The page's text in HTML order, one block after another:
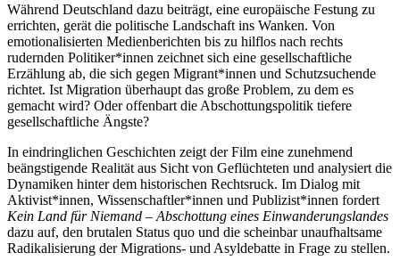
Während Deutschland dazu beiträgt, eine europäische Festung zu
errichten, gerät die politische Landschaft ins Wanken. Von
emotionalisierten Medienberichten bis zu hilflos nach rechts
rudernden Politiker*innen zeichnet sich eine gesellschaftliche
Erzählung ab, die sich gegen Migrant*innen und Schutzsuchende
richtet. Ist Migration überhaupt das große Problem, zu dem es
gemacht wird? Oder offenbart die Abschottungspolitik tiefere
gesellschaftliche Ängste?
In eindringlichen Geschichten zeigt der Film eine zunehmend
beängstigende Realität aus Sicht von Geflüchteten und analysiert die
Dynamiken hinter dem historischen Rechtsruck. Im Dialog mit
Aktivist*innen, Wissenschaftler*innen und Publizist*innen fordert
Kein Land für Niemand – Abschottung eines Einwanderungslandes
dazu auf, den brutalen Status quo und die scheinbar unaufhaltsame
Radikalisierung der Migrations- und Asyldebatte in Frage zu stellen.